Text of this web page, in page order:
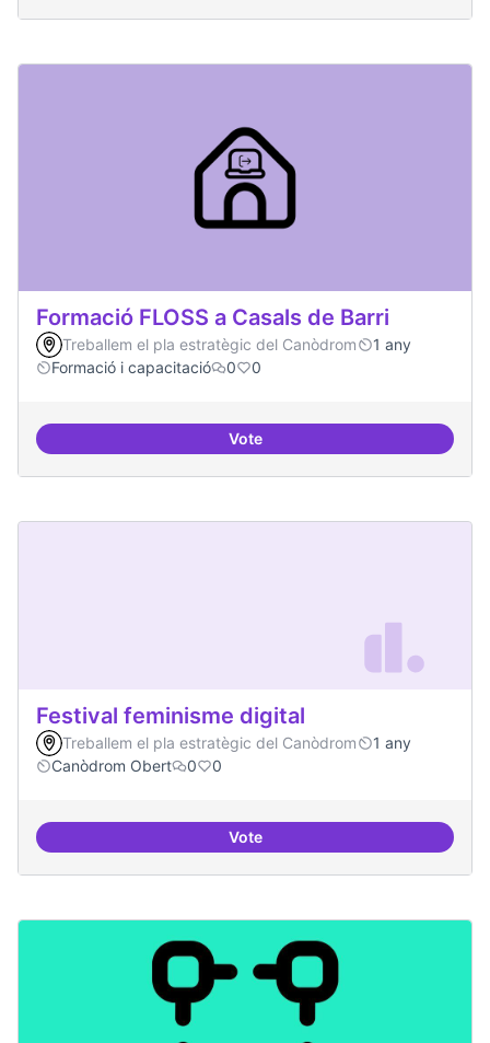
Formació FLOSS a Casals de Barri
Treballem el pla estratègic del Canòdrom
1 any
Formació i capacitació
0 0
VoteFormació FLOSS a Casals de
Festival feminisme digital
Treballem el pla estratègic del Canòdrom
1 any
Canòdrom Obert
0 0
VoteFestival feminisme digital